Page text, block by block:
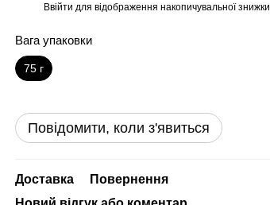
Ввійти для відображення накопичувальної знижки
Вага упаковки
75 г
Повідомити, коли з'явиться
Доставка
Повернення